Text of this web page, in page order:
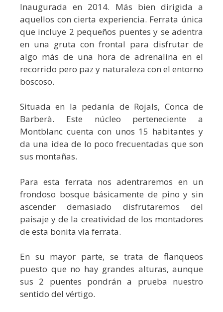
Inaugurada en 2014. Más bien dirigida a
aquellos con cierta experiencia. Ferrata única
que incluye 2 pequeños puentes y se adentra
en una gruta con frontal para disfrutar de
algo más de una hora de adrenalina en el
recorrido pero paz y naturaleza con el entorno
boscoso.
Situada en la pedanía de Rojals, Conca de
Barberà. Este núcleo perteneciente a
Montblanc cuenta con unos 15 habitantes y
da una idea de lo poco frecuentadas que son
sus montañas.
Para esta ferrata nos adentraremos en un
frondoso bosque básicamente de pino y sin
ascender demasiado disfrutaremos del
paisaje y de la creatividad de los montadores
de esta bonita vía ferrata.
En su mayor parte, se trata de flanqueos
puesto que no hay grandes alturas, aunque
sus 2 puentes pondrán a prueba nuestro
sentido del vértigo.